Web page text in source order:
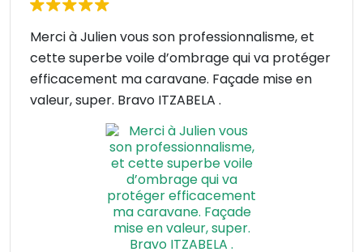
Merci à Julien vous son professionnalisme, et
cette superbe voile d’ombrage qui va protéger
efficacement ma caravane. Façade mise en
valeur, super. Bravo ITZABELA .